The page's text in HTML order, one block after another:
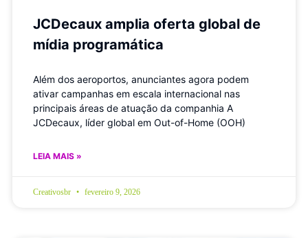
JCDecaux amplia oferta global de
mídia programática
Além dos aeroportos, anunciantes agora podem
ativar campanhas em escala internacional nas
principais áreas de atuação da companhia A
JCDecaux, líder global em Out-of-Home (OOH)
LEIA MAIS »
Creativosbr fevereiro 9, 2026